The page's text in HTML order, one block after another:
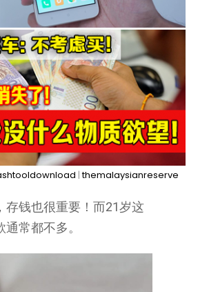
|themalaysianreserve
存钱也很重要！而21岁这
常都不多。